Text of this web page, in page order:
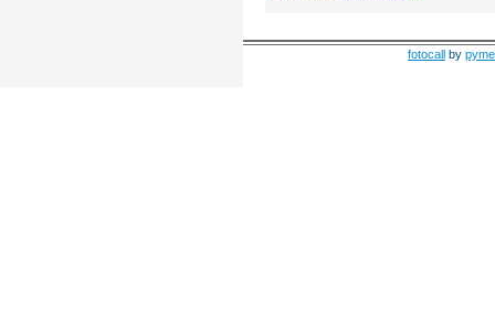
fotocall by